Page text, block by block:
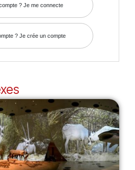
? Je me connecte
? Je crée un compte